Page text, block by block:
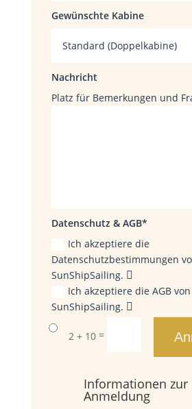
Gewünschte Kabine
Nachricht
Platz für Bemerkungen und
Datenschutz & AGB
Ich akzeptiere die
Datenschutzbestimmungen
SunShipSailing.
Ich akzeptiere die AGB von
SunShipSailing.
2 + 10 =
Informationen zur
Anmeldung